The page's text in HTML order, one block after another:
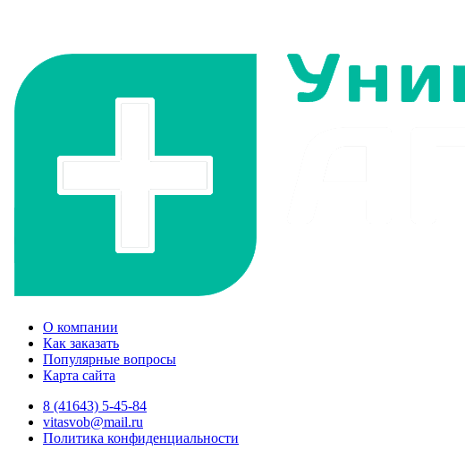
О компании
Как заказать
Популярные вопросы
Карта сайта
8 (41643) 5-45-84
vitasvob@mail.ru
Политика конфиденциальности